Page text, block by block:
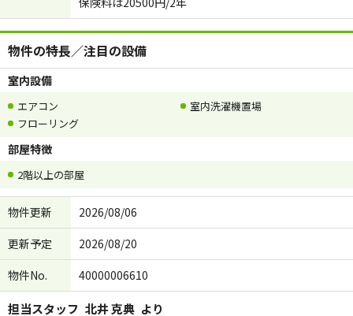
物件の特長／注目の設備
室内設備
エアコン
室内洗濯機置場
フローリング
部屋特徴
2階以上の部屋
物件更新
2026/08/06
更新予定
2026/08/20
物件No.
40000006610
担当スタッフ 北井 克典 より